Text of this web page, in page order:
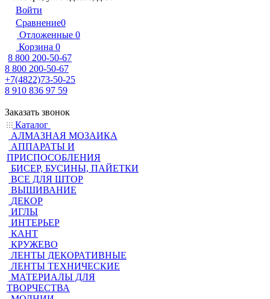
Войти
Сравнение0
Отложенные 0
Корзина 0
8 800 200-50-67
8 800 200-50-67
+7(4822)73-50-25
8 910 836 97 59
Заказать звонок
Каталог
АЛМАЗНАЯ МОЗАИКА
АППАРАТЫ И
ПРИСПОСОБЛЕНИЯ
БИСЕР, БУСИНЫ, ПАЙЕТКИ
ВСЕ ДЛЯ ШТОР
ВЫШИВАНИЕ
ДЕКОР
ИГЛЫ
ИНТЕРЬЕР
КАНТ
КРУЖЕВО
ЛЕНТЫ ДЕКОРАТИВНЫЕ
ЛЕНТЫ ТЕХНИЧЕСКИЕ
МАТЕРИАЛЫ ДЛЯ
ТВОРЧЕСТВА